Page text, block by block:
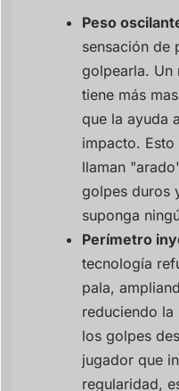
Peso
sensación de
golpearla. Un
tiene más
que la ayuda
impacto.
llaman
golpes duros
suponga
Perímetro
tecnología
pala,
reduciendo la
los golpes
jugador que
regularidad,